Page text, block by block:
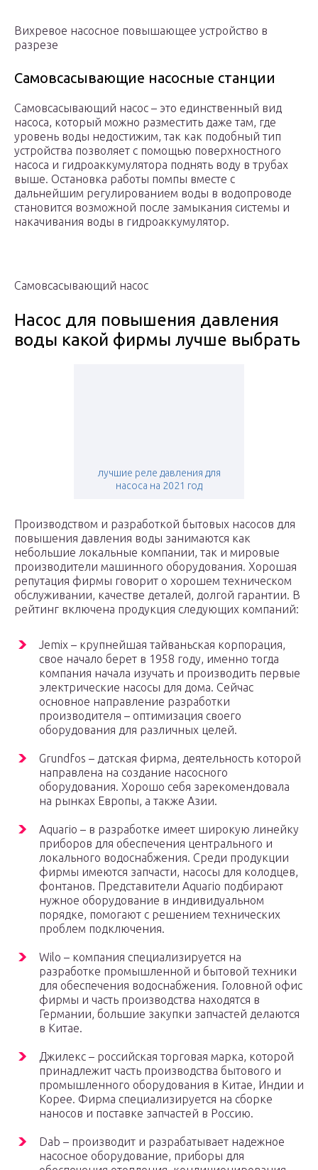
Вихревое насосное повышающее устройство в
разрезе
Самовсасывающие насосные станции
Самовсасывающий насос – это единственный вид
насоса, который можно разместить даже там, где
уровень воды недостижим, так как подобный тип
устройства позволяет с помощью поверхностного
насоса и гидроаккумулятора поднять воду в трубах
выше. Остановка работы помпы вместе с
дальнейшим регулированием воды в водопроводе
становится возможной после замыкания системы и
накачивания воды в гидроаккумулятор.
Самовсасывающий насос
Насос для повышения давления
воды какой фирмы лучше выбрать
️лучшие реле давления для
насоса на 2021 год
Производством и разработкой бытовых насосов для
повышения давления воды занимаются как
небольшие локальные компании, так и мировые
производители машинного оборудования. Хорошая
репутация фирмы говорит о хорошем техническом
обслуживании, качестве деталей, долгой гарантии. В
рейтинг включена продукция следующих компаний:
Jemix – крупнейшая тайваньская корпорация,
свое начало берет в 1958 году, именно тогда
компания начала изучать и производить первые
электрические насосы для дома. Сейчас
основное направление разработки
производителя – оптимизация своего
оборудования для различных целей.
Grundfos – датская фирма, деятельность которой
направлена на создание насосного
оборудования. Хорошо себя зарекомендовала
на рынках Европы, а также Азии.
Aquario – в разработке имеет широкую линейку
приборов для обеспечения центрального и
локального водоснабжения. Среди продукции
фирмы имеются запчасти, насосы для колодцев,
фонтанов. Представители Aquario подбирают
нужное оборудование в индивидуальном
порядке, помогают с решением технических
проблем подключения.
Wilo – компания специализируется на
разработке промышленной и бытовой техники
для обеспечения водоснабжения. Головной офис
фирмы и часть производства находятся в
Германии, большие закупки запчастей делаются
в Китае.
Джилекс – российская торговая марка, которой
принадлежит часть производства бытового и
промышленного оборудования в Китае, Индии и
Корее. Фирма специализируется на сборке
наносов и поставке запчастей в Россию.
Dab – производит и разрабатывает надежное
насосное оборудование, приборы для